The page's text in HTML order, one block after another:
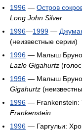
1996 — Остров
Long John Silver
1996—1999 —
(неизвестные серии)
1996 — Малыш
Lazlo Gigahurtz
1996 — Малыш Бруно
Gigahurtz
1996 — Frankenstein:
Frankenstein
1996 — Гаргульи: